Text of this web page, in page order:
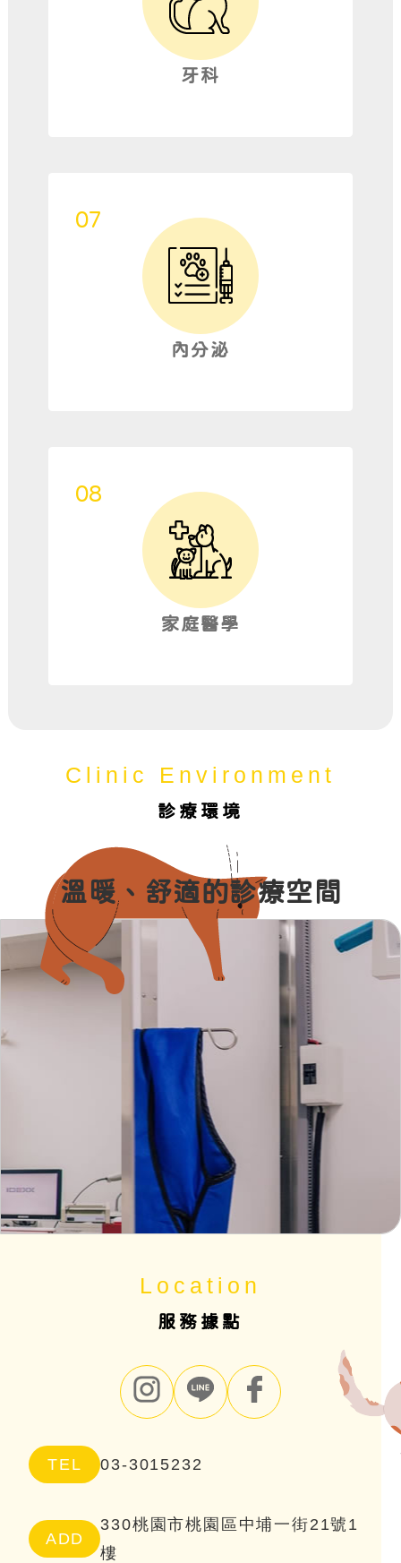
牙科
內分泌
家庭醫學
Clinic Environment
診療環境
溫暖、舒適的診療空間
Location
服務據點
TEL 03-3015232
ADD
330桃園市桃園區中埔一街21號1
樓